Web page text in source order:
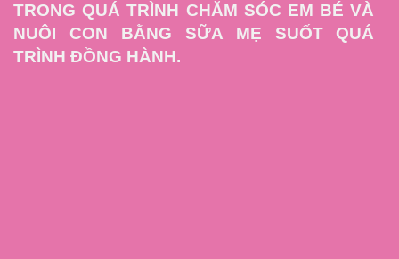
TRONG QUÁ TRÌNH CHĂM SÓC EM BÉ VÀ
NUÔI CON BẰNG SỮA MẸ SUỐT QUÁ
TRÌNH ĐỒNG HÀNH.